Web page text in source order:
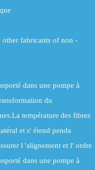
other fabricants of non -
dans une pompe à
du
température des fibres
et s' étend penda
l 'alignement et l' ordre
dans une pompe à